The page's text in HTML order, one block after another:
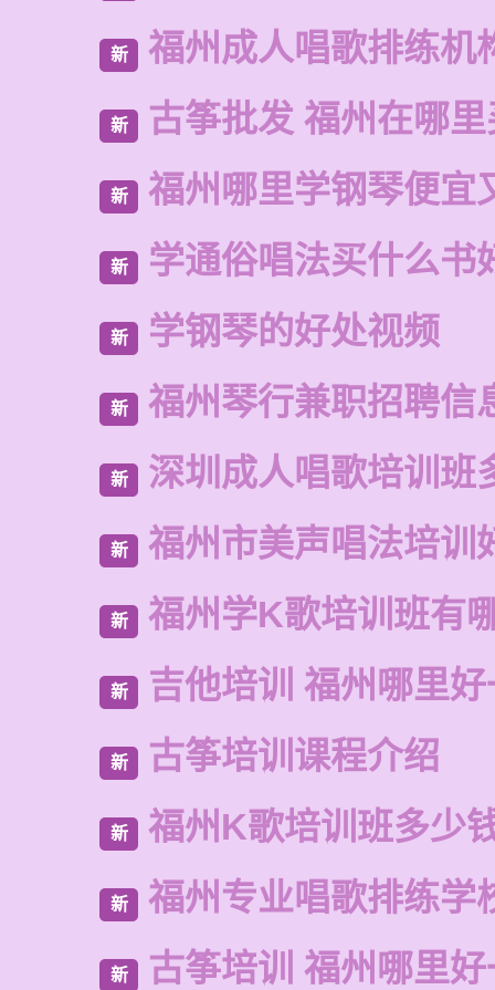
新 福州成人唱歌排练机
新 古筝批发 福州在哪
新 福州哪里学钢琴便宜
新 学通俗唱法买什么书
新 学钢琴的好处视频
新 福州琴行兼职招聘信
新 深圳成人唱歌培训班
新 福州市美声唱法培训
新 福州学K歌培训班有
新 吉他培训 福州哪里
新 古筝培训课程介绍
新 福州K歌培训班多少
新 福州专业唱歌排练学
新 古筝培训 福州哪里